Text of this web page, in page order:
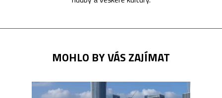
MOHLO BY VÁS ZAJÍMAT